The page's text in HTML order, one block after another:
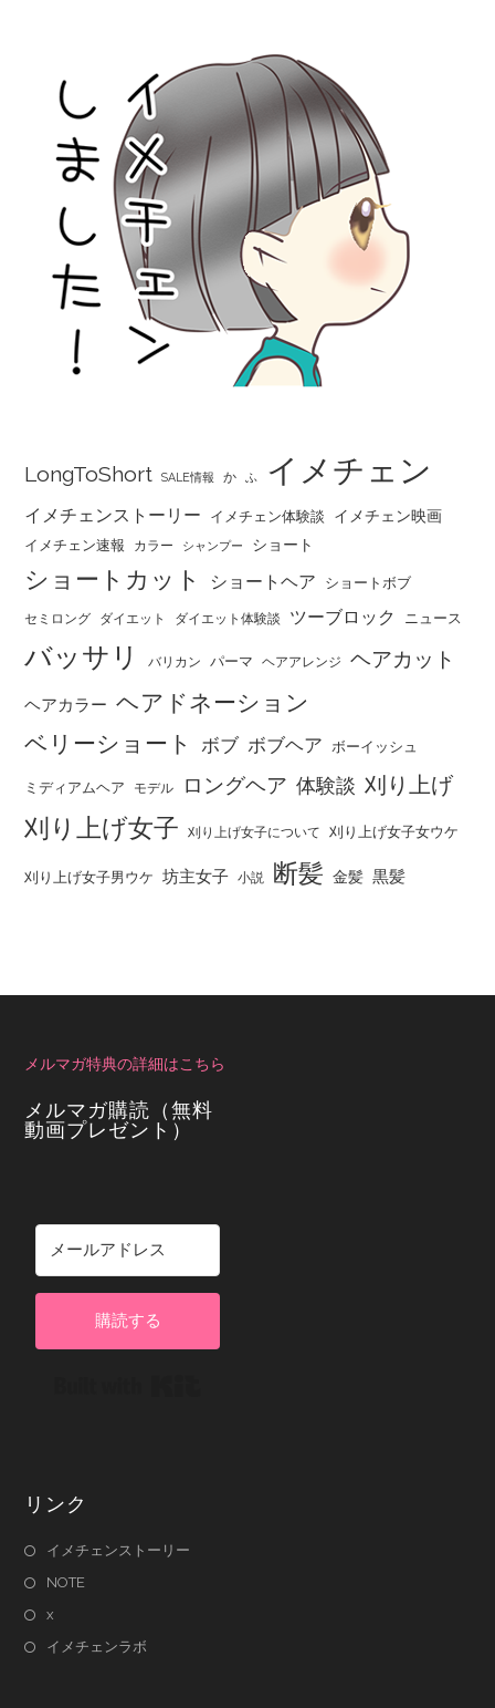
LongToShort SALE情報 か ふ イメチェン
イメチェンストーリー イメチェン体験談 イメチェン映画
イメチェン速報 カラー シャンプー ショート
ショートカット ショートヘア ショートボブ
セミロング ダイエット ダイエット体験談 ツーブロック ニュース
バッサリ バリカン パーマ ヘアアレンジ ヘアカット
ヘアカラー ヘアドネーション
ベリーショート
ボブ ボブヘア ボーイッシュ
ミディアムヘア モデル ロングヘア 体験談 刈り上げ
刈り上げ女子 刈り上げ女子について 刈り上げ女子女ウケ
刈り上げ女子男ウケ 坊主女子 小説 断髪 金髪 黒髪
メルマガ特典の詳細はこちら
メルマガ購読（無料
動画プレゼント）
購読する
リンク
イメチェンストーリー
NOTE
x
イメチェンラボ